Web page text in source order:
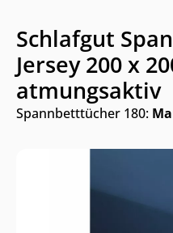
Schlafgut
Jersey 200 x
atmungsaktiv
Spannbetttücher 180: